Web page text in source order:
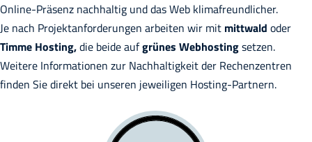
Online-Präsenz nachhaltig und das Web klimafreundlicher.
Je nach Projektanforderungen arbeiten wir mit mittwald oder
Timme Hosting,die beide aufgrünes Webhostingsetzen.
Weitere Informationen zur Nachhaltigkeit der Rechenzentren
finden Sie direkt bei unseren jeweiligen Hosting-Partnern.